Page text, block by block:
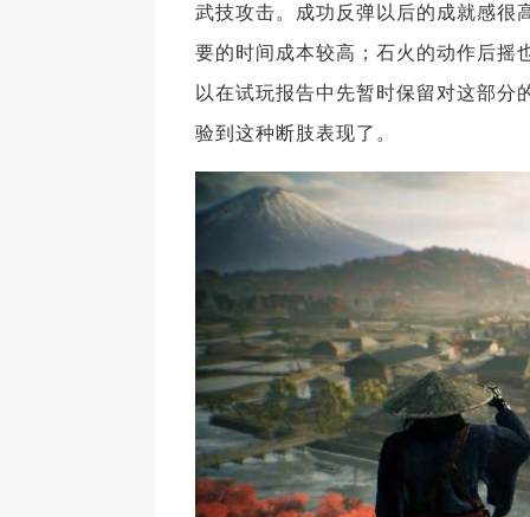
武技攻击。成功反弹以后的成就感很
要的时间成本较高；石火的动作后摇
以在试玩报告中先暂时保留对这部分
验到这种断肢表现了。